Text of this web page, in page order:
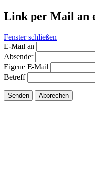
Link per Mail an
Fenster schließen
E-Mail an
Absender
Eigene E-Mail
Betreff
Senden Abbrechen